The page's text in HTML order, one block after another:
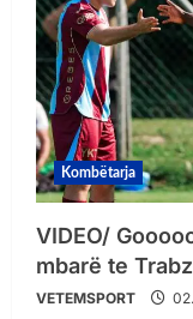
Kombëtarja
VIDEO/
mbarë te
VETEMSPORT